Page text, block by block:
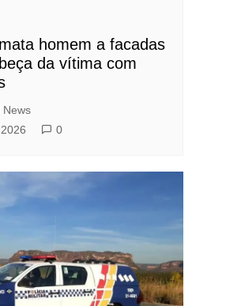
homem a facadas
da vítima com
News
0